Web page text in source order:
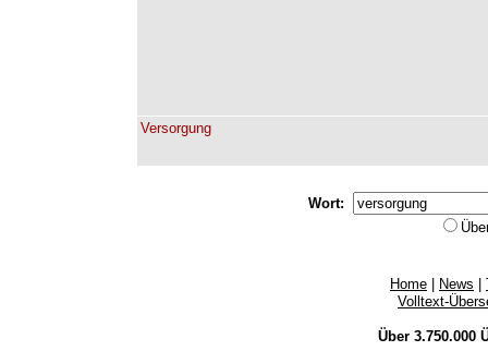
Versorgung
Wort:
Home News
Volltext-
Über 3.750.000